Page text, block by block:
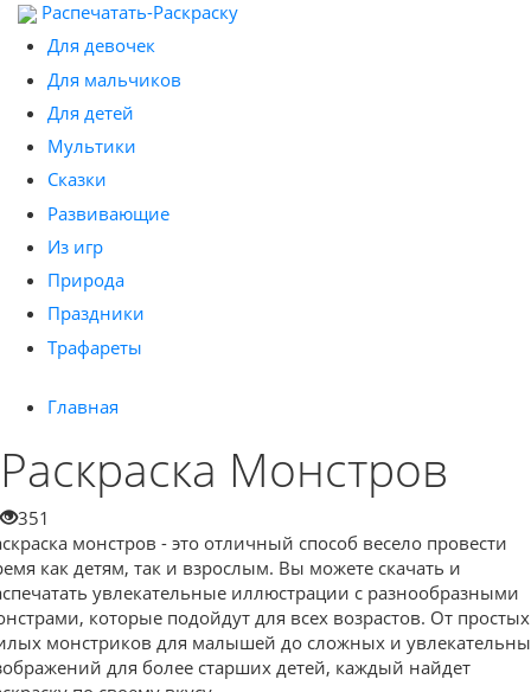
Распечатать-Раскраску
Для девочек
Для мальчиков
Для детей
Мультики
Сказки
Развивающие
Из игр
Природа
Праздники
Трафареты
Главная
Раскраска Монстров
351
монстров - это отличный способ весело провести
как детям, так и взрослым. Вы можете скачать и
увлекательные иллюстрации с разнообразными
которые подойдут для всех возрастов. От
монстриков для малышей до сложных и
для более старших детей, каждый найдет